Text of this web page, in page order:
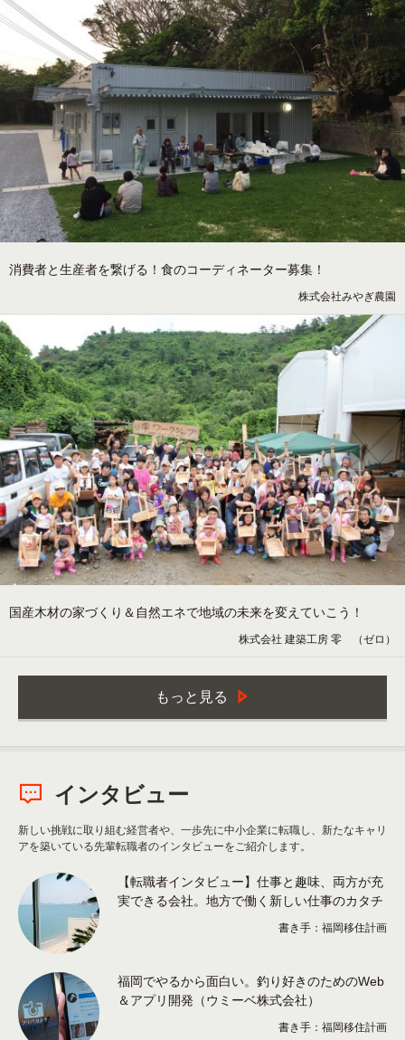
消費者と生産者を繋げる！食のコーディネーター募集！
株式会社みやぎ農園
国産木材の家づくり＆自然エネで地域の未来を変えていこう！
株式会社 建築工房 零 （ゼロ）
もっと見る
インタビュー
新しい挑戦に取り組む経営者や、一歩先に中小企業に転職し、新たなキャリ
アを築いている先輩転職者のインタビューをご紹介します。
【転職者インタビュー】仕事と趣味、両方が充
実できる会社。地方で働く新しい仕事のカタチ
書き手：福岡移住計画
福岡でやるから面白い。釣り好きのためのWeb
＆アプリ開発（ウミーベ株式会社）
書き手：福岡移住計画